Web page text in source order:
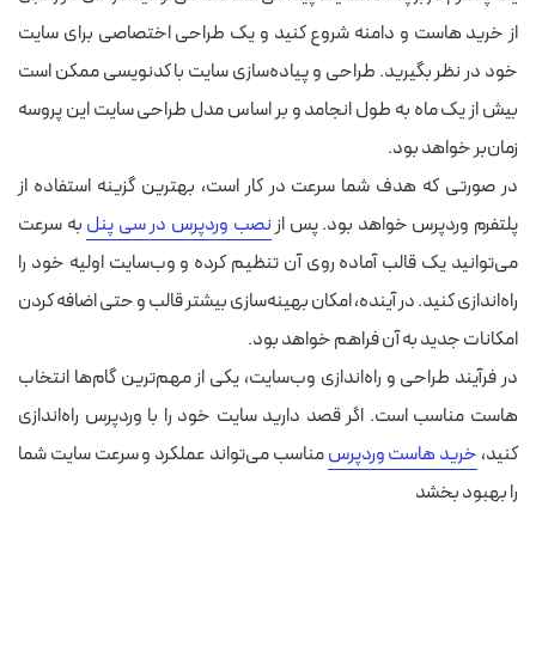
از خرید هاست و دامنه شروع کنید و یک طراحی اختصاصی برای سایت
خود در نظر بگیرید. طراحی و پیاده‌سازی سایت با کدنویسی ممکن است
بیش از یک ماه به طول انجامد و بر اساس مدل طراحی سایت این پروسه
زمان‌بر خواهد بود.
در صورتی که هدف شما سرعت در کار است، بهترین گزینه استفاده از
پلتفرم وردپرس خواهد بود. پس ازنصب وردپرس در سی پنل به سرعت
می‌توانید یک قالب آماده روی آن تنظیم کرده و وب‌سایت اولیه خود را
راه‌اندازی کنید. در آینده، امکان بهینه‌سازی بیشتر قالب و حتی اضافه کردن
امکانات جدید به آن فراهم خواهد بود.
در فرآیند طراحی و راه‌اندازی وب‌سایت، یکی از مهم‌ترین گام‌ها انتخاب
هاست مناسب است. اگر قصد دارید سایت خود را با وردپرس راه‌اندازی
کنید، خرید هاست وردپرسمناسب می‌تواند عملکرد و سرعت سایت شما
را بهبود بخشد